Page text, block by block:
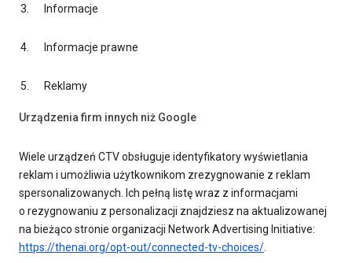
Informacje
Informacje prawne
Reklamy
Urządzenia firm innych niż Google
Wiele urządzeń CTV obsługuje identyfikatory wyświetlania
reklam i umożliwia użytkownikom zrezygnowanie z reklam
spersonalizowanych. Ich pełną listę wraz z informacjami
o rezygnowaniu z personalizacji znajdziesz na aktualizowanej
na bieżąco stronie organizacji Network Advertising Initiative:
https://thenai.org/opt-out/connected-tv-choices/.